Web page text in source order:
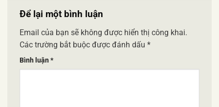
Để lại một bình luận
Email của bạn sẽ không được hiển thị công khai.
Các trường bắt buộc được đánh dấu *
Bình luận *